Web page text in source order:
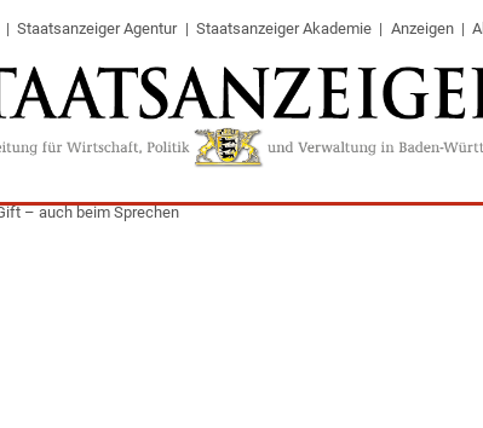
Staatsanzeiger Agentur Staatsanzeiger Akademie Anzeigen
– auch beim Sprechen